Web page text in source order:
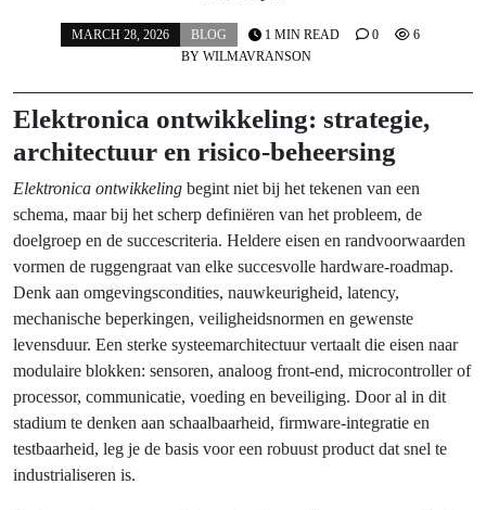
MARCH 28, 2026
BLOG
BY WILMAVRANSON
1 MIN READ 0 6
Elektronica ontwikkeling: strategie,
architectuur en risico‑beheersing
Elektronica ontwikkeling begint niet bij het tekenen van een
schema, maar bij het scherp definiëren van het probleem, de
doelgroep en de succescriteria. Heldere eisen en randvoorwaarden
vormen de ruggengraat van elke succesvolle hardware-roadmap.
Denk aan omgevingscondities, nauwkeurigheid, latency,
mechanische beperkingen, veiligheidsnormen en gewenste
levensduur. Een sterke systeemarchitectuur vertaalt die eisen naar
modulaire blokken: sensoren, analoog front-end, microcontroller of
processor, communicatie, voeding en beveiliging. Door al in dit
stadium te denken aan schaalbaarheid, firmware‑integratie en
testbaarheid, leg je de basis voor een robuust product dat snel te
industrialiseren is.